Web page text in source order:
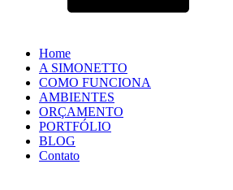
Home
A SIMONETTO
COMO FUNCIONA
AMBIENTES
ORÇAMENTO
PORTFÓLIO
BLOG
Contato